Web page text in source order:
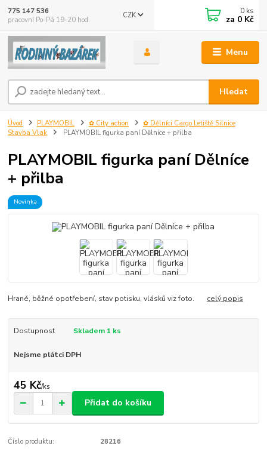
Menu
CZK
Hledat
775 147 536
pracovní Po-Pá 19-20 hod.
0 ks
za 0 Kč
Úvod PLAYMOBIL ✿ City action
✿ Dělníci Cargo Letiště Silnice
Stavba Vlak
PLAYMOBIL figurka paní Dělníce + přilba
PLAYMOBIL figurka paní Dělníce
+ přilba
Novinka
Hrané, běžné opotřebení, stav potisku, vlásků viz foto. celý popis
Dostupnost Skladem 1 ks
Nejsme plátci DPH
45 Kč/ks
Přidat do košíku
Číslo produktu: 28216